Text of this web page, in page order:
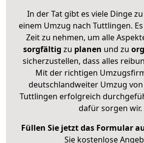
In der Tat gibt es viele Dinge
einem Umzug nach Tuttlingen.
Zeit zu nehmen, um alle
sorgfältig zu planen und zu
sicherzustellen, dass alles
Mit der richtigen
deutschlandweiter Umzug
Tuttlingen erfolgreich
dafür sorgen wir.
Füllen Sie jetzt das Formular
Sie kostenlose